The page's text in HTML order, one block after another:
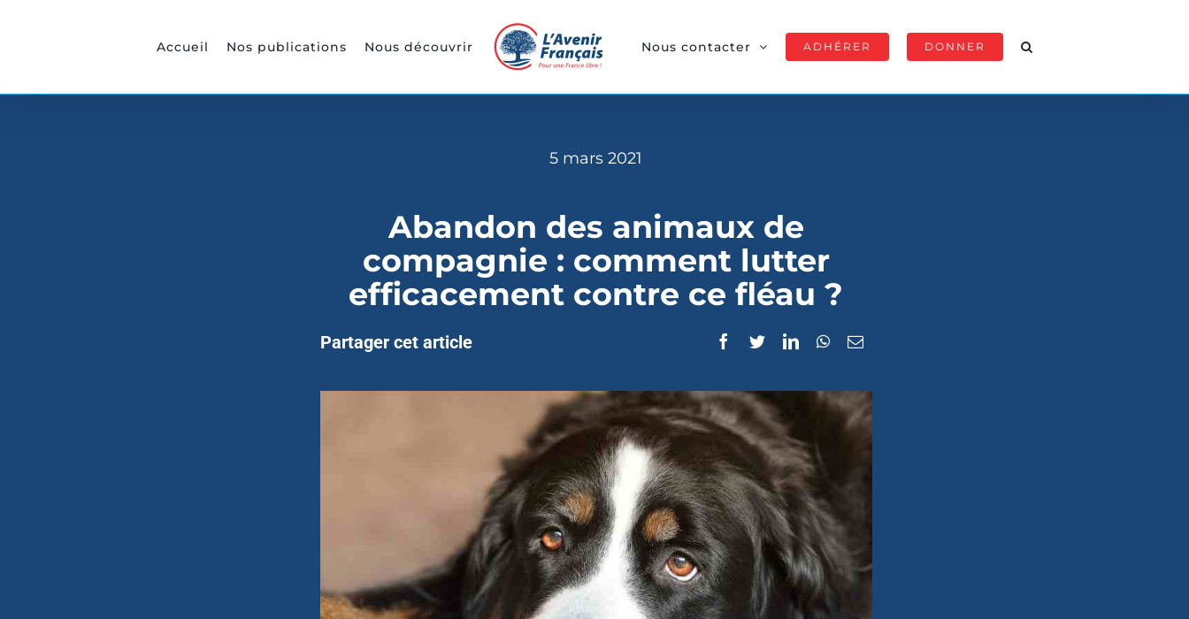
Accueil Nos publications Nous découvrir Nous contacter ADHÉRER DONNER
5 mars 2021
Abandon des animaux de
compagnie : comment lutter
efficacement contre ce fléau ?
Partager cet article